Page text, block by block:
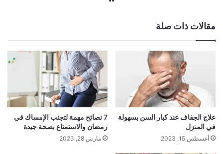
مقالات ذات صلة
علاج الجفاف عند كبار السن بسهولة
في المنزل
أغسطس 15, 2023
7 نصائح مهمة لتجنب الإمساك في
رمضان والاستمتاع بصحة جيدة
مارس 28, 2023